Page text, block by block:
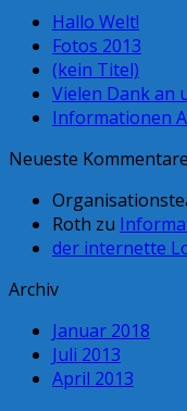
Hallo Welt!
Fotos 2013
(kein Titel)
Vielen Dank an
Informationen
Neueste Kommentare
Roth zu
der internette
Archiv
Januar 2018
Juli 2013
April 2013